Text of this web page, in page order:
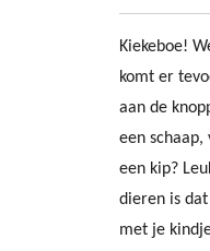
Kiekeboe!
komt er
aan de
een schaap,
een kip?
dieren is
met je